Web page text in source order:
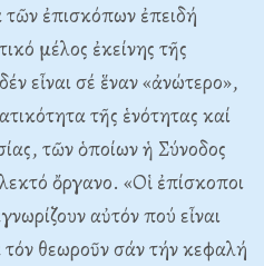
ἐπισκόπων ἐπειδή
μέλος ἐκείνης τῆς
εἶναι σέ ἕναν «ἀνώτερο»,
τῆς ἑνότητας καί
τῶν ὁποίων ἡ Σύνοδος
ὄργανο. «Οἱ ἐπίσκοποι
αὐτόν πού εἶναι
θεωροῦν σάν τήν κεφαλή